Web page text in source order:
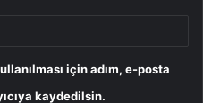
için adım, e-posta
kaydedilsin.